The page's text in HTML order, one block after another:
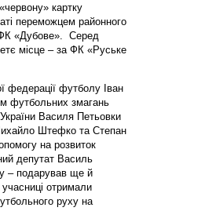
картку
переможцем районного
ФК «Дубове». Серед
місце – за ФК «Руське
федерації футболу Іван
футбольних змагань
Василя Петьовки
Штефко та Степан
на розвиток
депутат Василь
– подарував ще й
отримали
руху на